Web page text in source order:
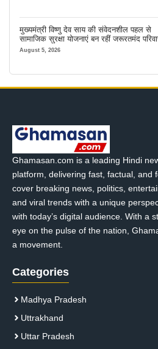
मुख्यमंत्री विष्णु देव साय की संवेदनशील पहल से
सामाजिक सुरक्षा योजनाएं बन रहीं जरूरतमंद
मजबूत सहारा
August 5, 2026
Ghamasan.com is a leading Hindi
platform, delivering fast, factual, and
cover breaking news, politics,
and viral trends with a unique
with today’s digital audience. With a
eye on the pulse of the nation,
a movement.
Categories
Madhya Pradesh
Uttrakhand
Uttar Pradesh